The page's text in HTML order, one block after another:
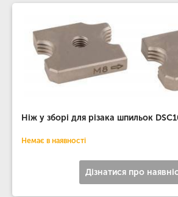
Ніж у зборі для різака шпильок
Немає в наявності
Дізнатися про